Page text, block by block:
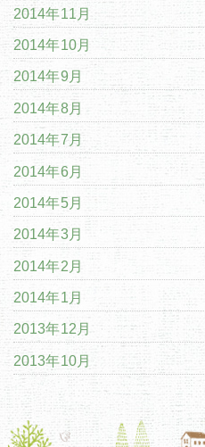
2014年11月
2014年10月
2014年9月
2014年8月
2014年7月
2014年6月
2014年5月
2014年3月
2014年2月
2014年1月
2013年12月
2013年10月